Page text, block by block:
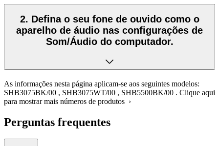
2. Defina o seu fone de ouvido como o
aparelho de áudio nas configurações de
Som/Áudio do computador.
As informações nesta página aplicam-se aos seguintes modelos:
SHB3075BK/00 , SHB3075WT/00 , SHB5500BK/00 . Clique aqui
para mostrar mais números de produtos ›
Perguntas frequentes